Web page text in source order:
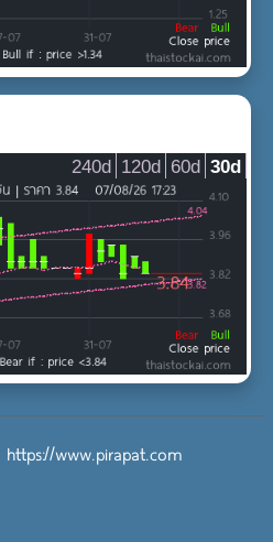
30d
60d
120d
240d
https://www.pirapat.com